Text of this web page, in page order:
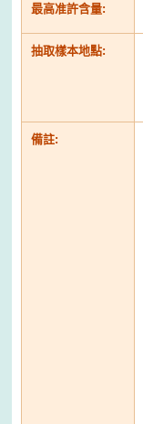
最高准許含量:
抽取樣本地點:
備註: